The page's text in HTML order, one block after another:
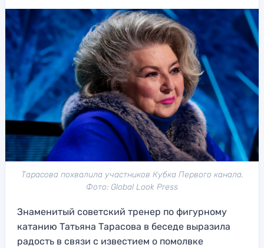
Тарасова похвалила участников Кубка Первого канала.
Фото: Global Look Press
Знаменитый советский тренер по фигурному
катанию Татьяна Тарасова в беседе выразила
радость в связи с известием о помолвке